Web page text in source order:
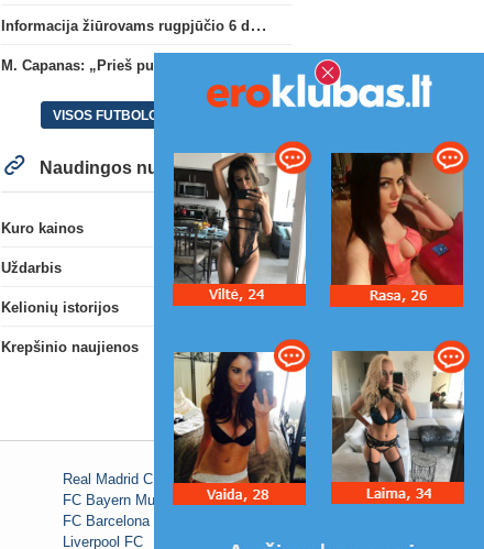
Informacija žiūrovams rugpjūčio 6 d. UEFA rungtynėms
VISOS FUTBOLO NAUJIENOS
Naudingos nuorodos
Kuro kainos
Uždarbis
Kelionių istorijos
Krepšinio naujienos
Real Madrid C.F.
FC Bayern Munich
FC Barcelona
Liverpool FC